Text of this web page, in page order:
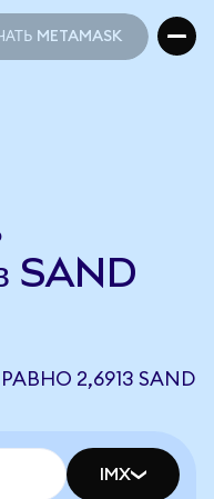
METAMASK
SAND
РАВНО 2,6913 SAND
IMX